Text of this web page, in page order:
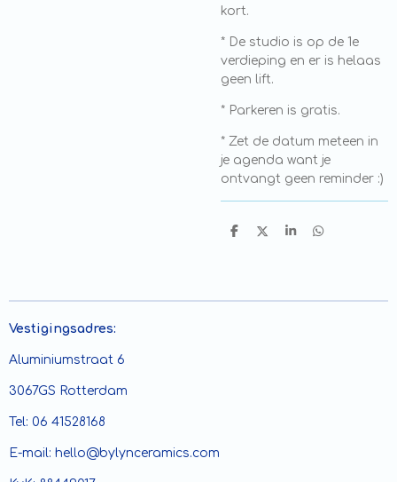
kort.
* De studio is op de 1e
verdieping en er is helaas
geen lift.
* Parkeren is gratis.
* Zet de datum meteen in
je agenda want je
ontvangt geen reminder :)
D
D
S
D
Vestigingsadres:
Aluminiumstraat 6
3067GS Rotterdam
Tel: 06 41528168
E-mail: hello@bylynceramics.com